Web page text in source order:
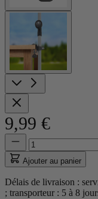
9,99 €
Quantité
mise
jour
à
1
Quantité
Ajouter au panier
Délais de livraison :
; transporteur : 5 à 8